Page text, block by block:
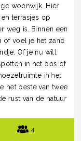
woonwijk. Hier
terrasjes op
weg is. Binnen een
of voel je het zand
Of je nu wilt
in het bos of
in het
het beste van twee
rust van de natuur
4